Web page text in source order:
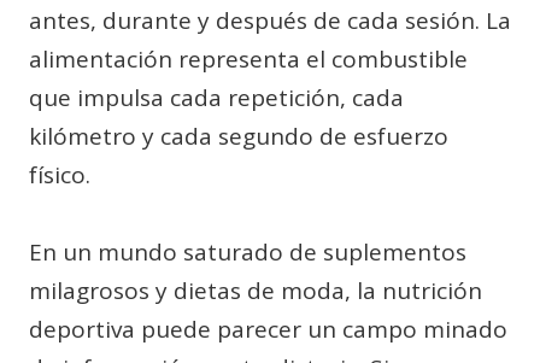
antes, durante y después de cada sesión. La
alimentación representa el combustible
que impulsa cada repetición, cada
kilómetro y cada segundo de esfuerzo
físico.
En un mundo saturado de suplementos
milagrosos y dietas de moda, la nutrición
deportiva puede parecer un campo minado